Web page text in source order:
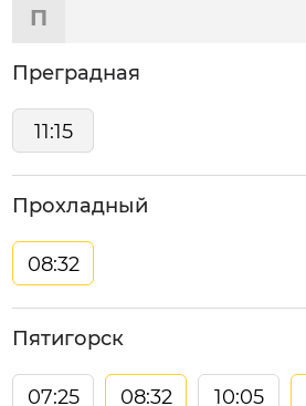
П
Преградная
11:15
Прохладный
08:32
Пятигорск
07:25 08:32 10:05